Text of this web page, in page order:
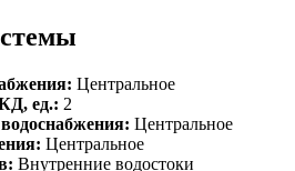
Центральное
ед.: 2
Центральное
Центральное
Внутренние водостоки